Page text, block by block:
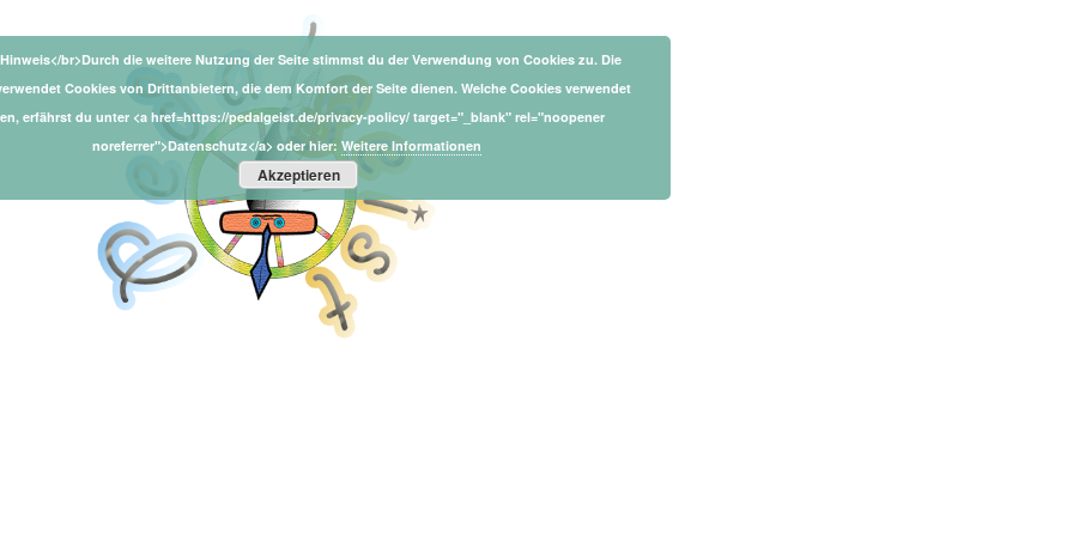
br>Durch die weitere Nutzung der Seite stimmst du der Verwendung von Cookies zu. Die
Cookies von Drittanbietern, die dem Komfort der Seite dienen. Welche Cookies verwendet
erfährst du unter <a href=https://pedalgeist.de/privacy-policy/ target="_blank" rel="noopener
noreferrer">Datenschutz</a> oder hier: Weitere Informationen
Akzeptieren